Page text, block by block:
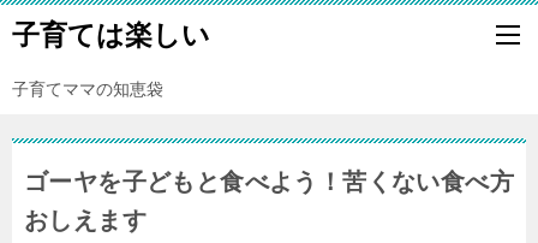
子育ては楽しい
子育てママの知恵袋
ゴーヤを子どもと食べよう！苦くない食べ方
おしえます